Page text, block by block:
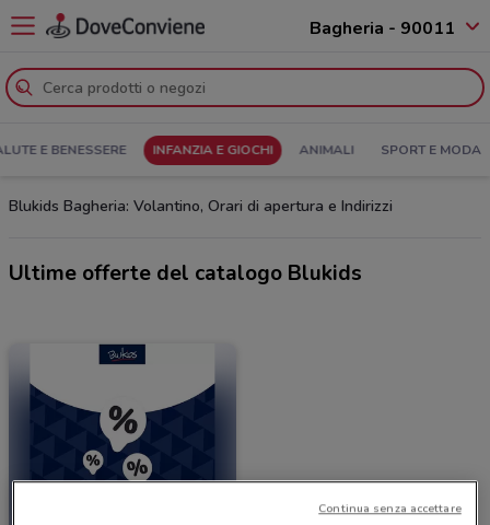
Bagheria - 90011
E BENESSERE INFANZIA E GIOCHI ANIMALI SPORT E MODA
Blukids Bagheria: Volantino, Orari di apertura e Indirizzi
Ultime offerte del catalogo Blukids
Continua senza accettare